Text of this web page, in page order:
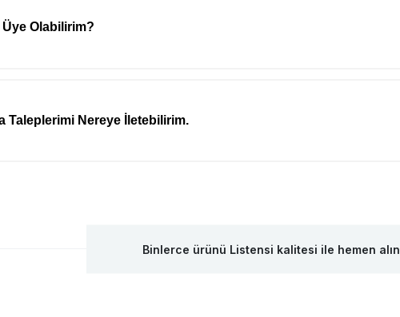
Üye Olabilirim?
Taleplerimi Nereye İletebilirim.
Binlerce ürünü Listensi kalitesi ile hemen alın.